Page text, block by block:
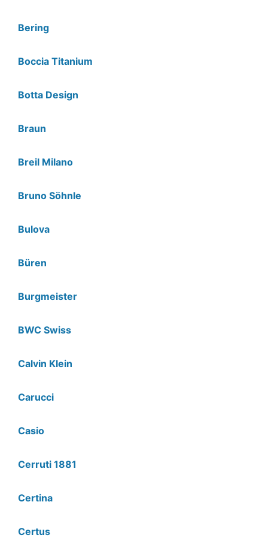
Bering
Boccia Titanium
Botta Design
Braun
Breil Milano
Bruno Söhnle
Bulova
Büren
Burgmeister
BWC Swiss
Calvin Klein
Carucci
Casio
Cerruti 1881
Certina
Certus